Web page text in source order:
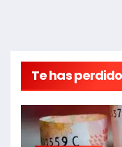
Te has perdido